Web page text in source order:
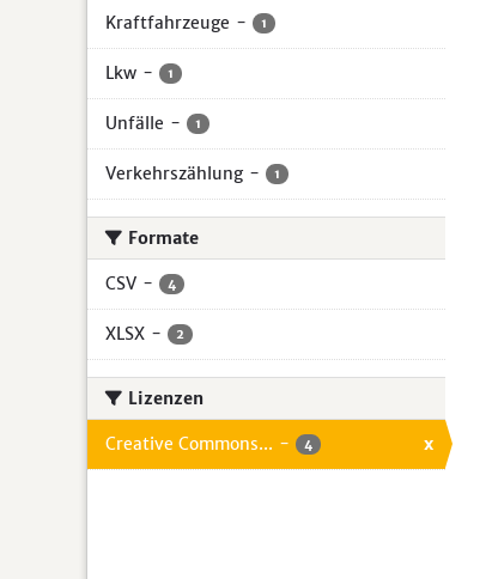
Kraftfahrzeuge - 1
Lkw - 1
Unfälle - 1
Verkehrszählung - 1
Formate
CSV - 4
XLSX - 2
Lizenzen
Creative Commons... - 4 x